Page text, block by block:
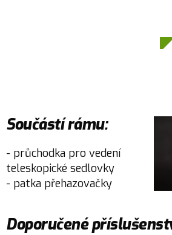
Součástí rámu:
- průchodka pro vedení
teleskopické sedlovky
- patka přehazovačky
Doporučené